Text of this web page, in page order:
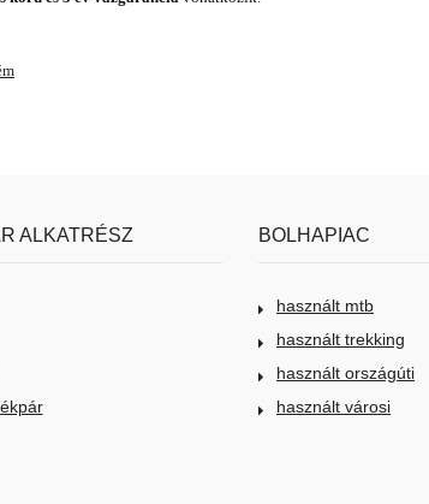
ALKATRÉSZ BOLHAPIAC
használt mtb
használt trekking
használt országúti
használt városi